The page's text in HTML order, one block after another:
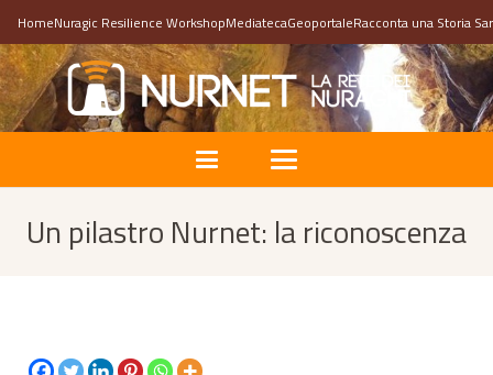
HomeNuragic Resilience WorkshopMediatecaGeoportaleRacconta una Storia
Un pilastro Nurnet: la riconoscenza